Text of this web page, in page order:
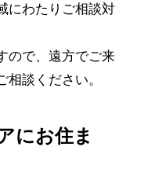
にわたりご相談対
ので、遠方でご来
談ください。
にお住ま